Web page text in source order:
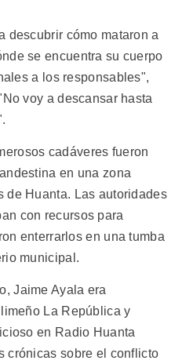
descubrir cómo mataron a
se encuentra su cuerpo
a los responsables",
voy a descansar hasta
cadáveres fueron
en una zona
de Huanta. Las autoridades
con recursos para
enterrarlos en una tumba
municipal.
Jaime Ayala era
La República y
en Radio Huanta
crónicas sobre el conflicto